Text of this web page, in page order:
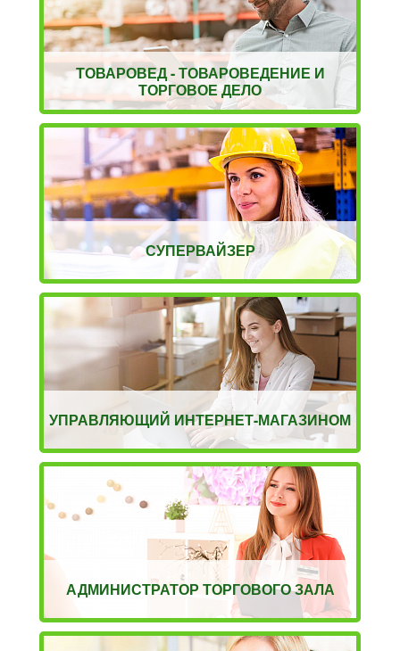
ТОВАРОВЕД - ТОВАРОВЕДЕНИЕ И
ТОРГОВОЕ ДЕЛО
СУПЕРВАЙЗЕР
УПРАВЛЯЮЩИЙ ИНТЕРНЕТ-МАГАЗИНОМ
АДМИНИСТРАТОР ТОРГОВОГО ЗАЛА